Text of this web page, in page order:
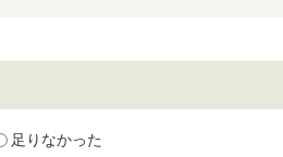
足りなかった